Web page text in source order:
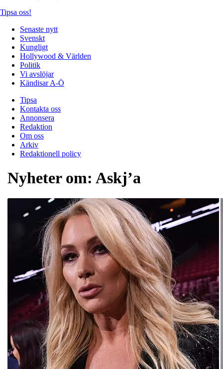
Tipsa oss!
Senaste nytt
Svenskt
Kungligt
Hollywood & Världen
Politik
Vi avslöjar
Kändisar A-Ö
Tipsa
Kontakta oss
Annonsera
Redaktion
Om oss
Arkiv
Redaktionell policy
Nyheter om: Askj’a